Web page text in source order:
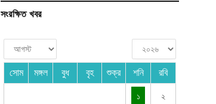
সংরক্ষিত খবর
সোম মঙ্গল বুধ বৃহ শুক্র শনি রবি
১ ২